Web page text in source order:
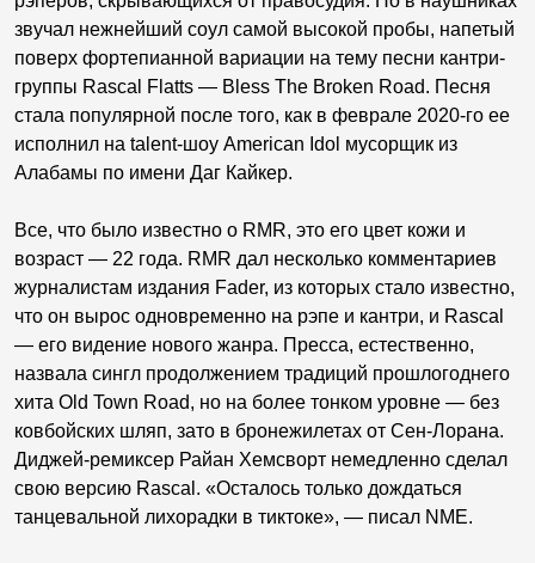
звучал нежнейший соул самой высокой пробы, напетый
поверх фортепианной вариации на тему песни кантри-
группы Rascal Flatts — Bless The Broken Road. Песня
стала популярной после того, как в феврале 2020-го ее
исполнил на talent-шоу American Idol мусорщик из
Алабамы по имени Даг Кайкер.
Все, что было известно о RMR, это его цвет кожи и
возраст — 22 года. RMR дал несколько комментариев
журналистам издания Fader, из которых стало известно,
что он вырос одновременно на рэпе и кантри, и Rascal
— его видение нового жанра. Пресса, естественно,
назвала сингл продолжением традиций прошлогоднего
хита Old Town Road, но на более тонком уровне — без
ковбойских шляп, зато в бронежилетах от Сен-Лорана.
Диджей-ремиксер Райан Хемсворт немедленно сделал
свою версию Rascal. «Осталось только дождаться
танцевальной лихорадки в тиктоке», — писал NME.